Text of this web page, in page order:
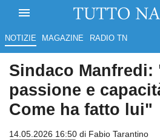
NOTIZIE MAGAZINE RADIO TN
Sindaco Manfredi:
passione e
Come ha fatto lui"
14.05.2026 16:50 di Fabio Tarantino